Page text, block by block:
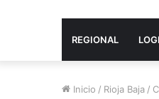
REGIONAL
Inicio / Rioja Baja /